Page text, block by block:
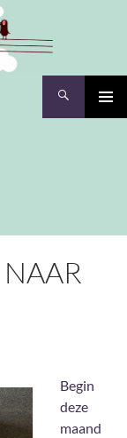
Begin
deze
maand